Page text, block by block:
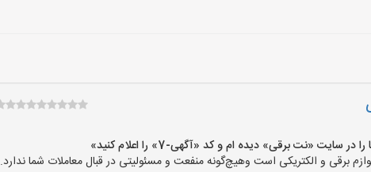
«نت برقی» دیده ام و کد «آگهی-7» را اعلام کنید»
برقی و الکتریکی است وهیچ‌گونه منفعت و مسئولیتی در قبال معاملات شما ندارد.